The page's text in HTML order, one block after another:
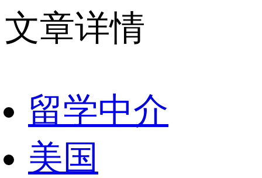
文章详情
留学中介
美国